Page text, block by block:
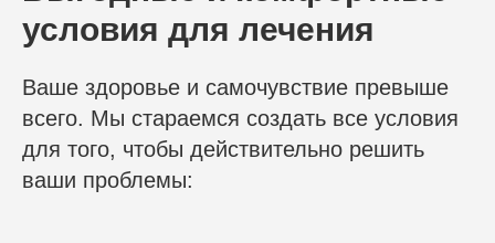
условия для лечения
Ваше здоровье и самочувствие превыше
всего. Мы стараемся создать все условия
для того, чтобы действительно решить
ваши проблемы: